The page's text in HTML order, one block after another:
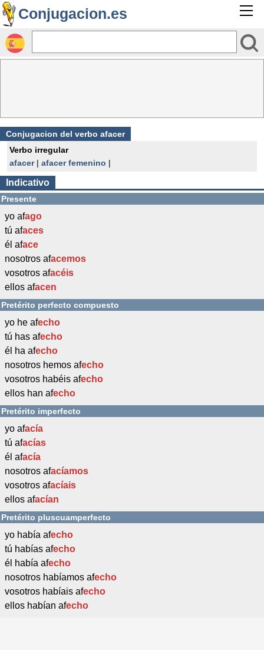
Conjugacion.es
Conjugacion del verbo afacer
Verbo irregular
afacer| afacer femenino |
Indicativo
Presente
yo afago
tú afaces
él aface
nosotros afacemos
vosotros afacéis
ellos afacen
Pretérito perfecto compuesto
yo he afecho
tú has afecho
él ha afecho
nosotros hemos afecho
vosotros habéis afecho
ellos han afecho
Pretérito imperfecto
yo afacía
tú afacías
él afacía
nosotros afacíamos
vosotros afacíais
ellos afacían
Pretérito pluscuamperfecto
yo había afecho
tú habías afecho
él había afecho
nosotros habíamos afecho
vosotros habíais afecho
ellos habían afecho